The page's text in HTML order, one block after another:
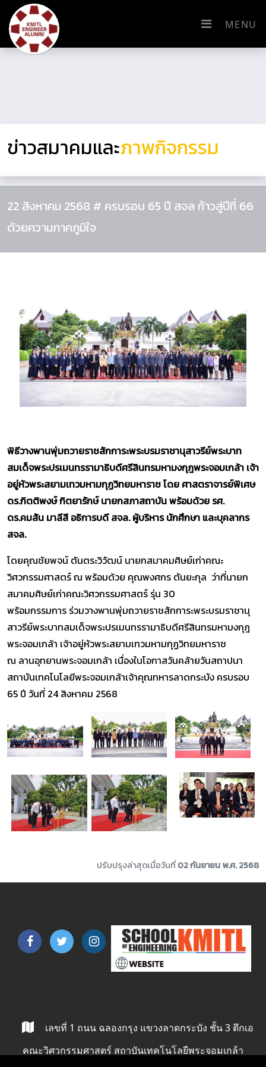
MENU
ข่าวสมาคมและภาพกิจกรรม
22 สิงหาคม 2568 # ครบรอบ 65 ปี สจล ก้าวสู่ปีที่ 66
ด้วยความภาคภูมิใจ
พิธีวางพานพุ่มถวายราชสักการะพระบรมราชานุสาวรีย์พระบาท
สมเด็จพระปรเมนทรรามาธิบดีศรีสินทรมหามงกุฎพระจอมเกล้า เจ้า
อยู่หัวพระสยามเทวมหามกุฏวิทยมหาราช โดย ศาสตราจารย์พิเศษ
ดร.กิตติพงษ์ กิตยารักษ์ นายกสภาสถาบัน พร้อมด้วย รศ.
ดร.คมสัน มาลีสี อธิการบดี สจล. ผู้บริหาร นักศึกษา และบุคลากร
สจล.
โดยคุณชัยพจน์ ตันตระวิวัฒน์ นายกสมาคมศิษย์เก่าคณะ
วิศวกรรมศาสตร์ ณ พร้อมด้วย คุณพงศกร ตันยะกุล ว่าที่นายก
สมาคมศิษย์เก่าคณะวิศวกรรมศาสตร์ รุ่น 30
พร้อมกรรมการ ร่วมวางพานพุ่มถวายราชสักการะพระบรมราชานุ
สาวรีย์พระบาทสมเด็จพระปรเมนทรรามาธิบดีศรีสินทรมหามงกุฎ
พระจอมเกล้า เจ้าอยู่หัวพระสยามเทวมหามกุฏวิทยมหาราช
ณ ลานอุทยานพระจอมเกล้า เนื่องในโอกาสวันคล้ายวันสถาปนา
สถาบันเทคโนโลยีพระจอมเกล้าเจ้าคุณทหารลาดกระบัง ครบรอบ
65 ปี วันที่ 24 สิงหาคม 2568
ปรับปรุงล่าสุดเมื่อวันที่02 กันยายน พ.ศ. 2568
เลขที่ 1 ถนน ฉลองกรุง แขวงลาดกระบัง ชั้น 3 ตึกเอ
คณะวิศวกรรมศาสตร์ สถาบันเทคโนโลยีพระจอมเกล้า